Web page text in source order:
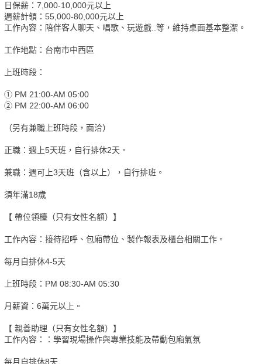
日保薪：7,000-10,000元以上
週薪計領：55,000-80,000元以上
工作內容：陪伴客人聊天、唱歌、玩遊戲..等，維持桌面基本整潔。
工作地點：台南市中西區
上班時段：
① PM 21:00-AM 05:00
② PM 22:00-AM 06:00
（另有兼職上班時段，面洽）
正職：週上5天班，自行排休2天。
兼職：週可上3天班（含以上），自行排班。
須年滿18歲
【 帶位領檯（只有女性名額）】
工作內容：接待招呼、包廂帶位、製作報表及櫃台相關工作。
每月自排休4-5天
上班時段：PM 08:30-AM 05:30
月薪資：6萬元以上。
【 親善助理（只有女性名額）】
工作內容：：學習現場操作與專業技能及帶動包廂氣氛
每月自排休8天